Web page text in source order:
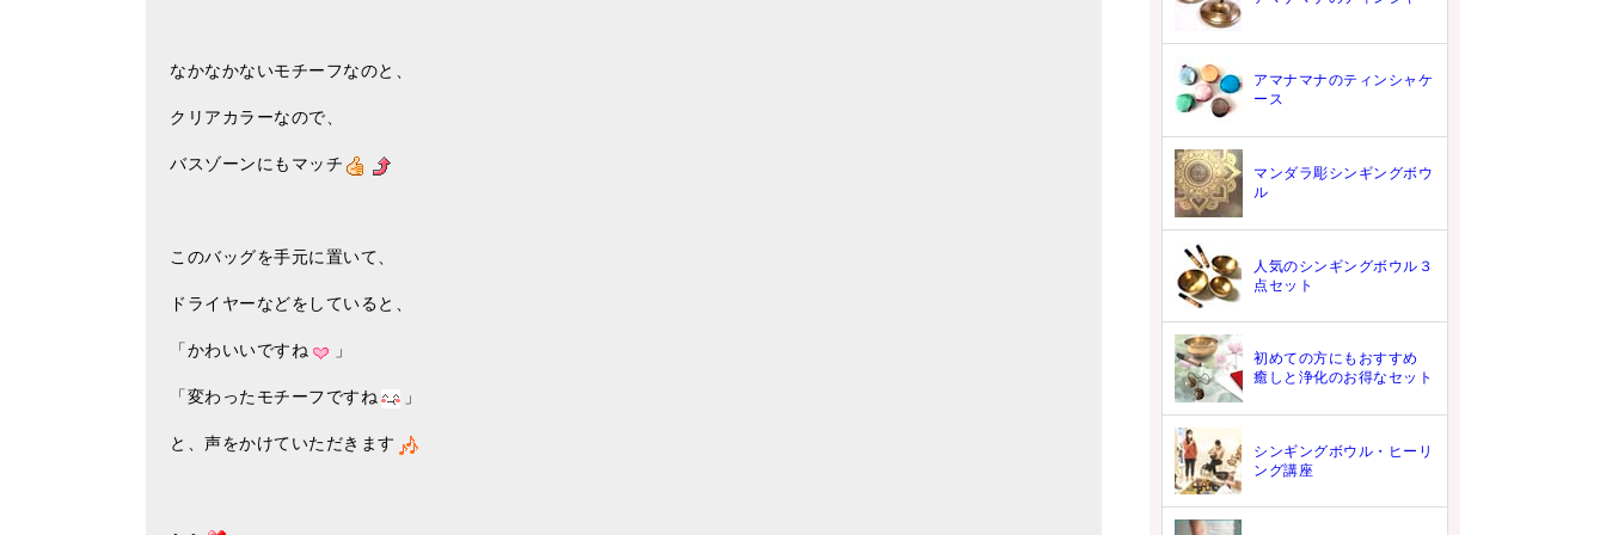
なかなかないモチーフなのと、
クリアカラーなので、
バスゾーンにもマッチ
このバッグを手元に置いて、
ドライヤーなどをしていると、
「かわいいですね 」
「変わったモチーフですね 」
と、声をかけていただきます
アマナマナのティンシャケ
ース
マンダラ彫シンギングボウ
ル
人気のシンギングボウル３
点セット
初めての方にもおすすめ
癒しと浄化のお得なセット
シンギングボウル・ヒーリ
ング講座